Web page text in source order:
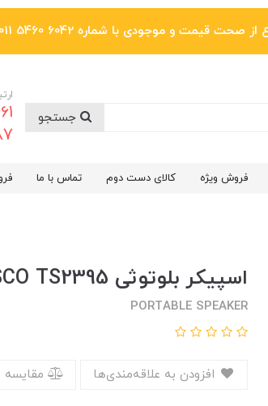
و موجودی با شماره 6042 5460 011 تماس بگیرید.
فروش ویژه کالای دست دوم تماس با ما
اسپیکر بلوتوثی TSCO TS2395
PORTABLE SPEAKER